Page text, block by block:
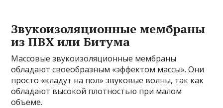
Звукоизоляционные мембраны
из ПВХ или Битума
Массовые звукоизоляционные мембраны
обладают своеобразным «эффектом массы». Они
просто «кладут на пол» звуковые волны, так как
обладают высокой плотностью при малом
объеме.